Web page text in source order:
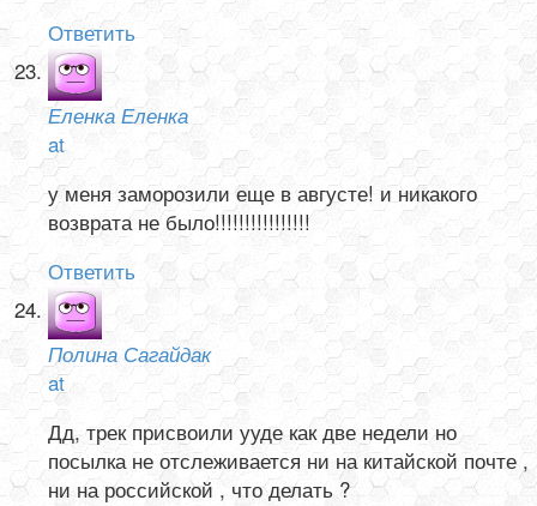
Ответить
Еленка Еленка
at
у меня заморозили еще в августе! и никакого
возврата не было!!!!!!!!!!!!!!!!
Ответить
Полина Сагайдак
at
Дд, трек присвоили ууде как две недели но
посылка не отслеживается ни на китайской почте ,
ни на российской , что делать ?